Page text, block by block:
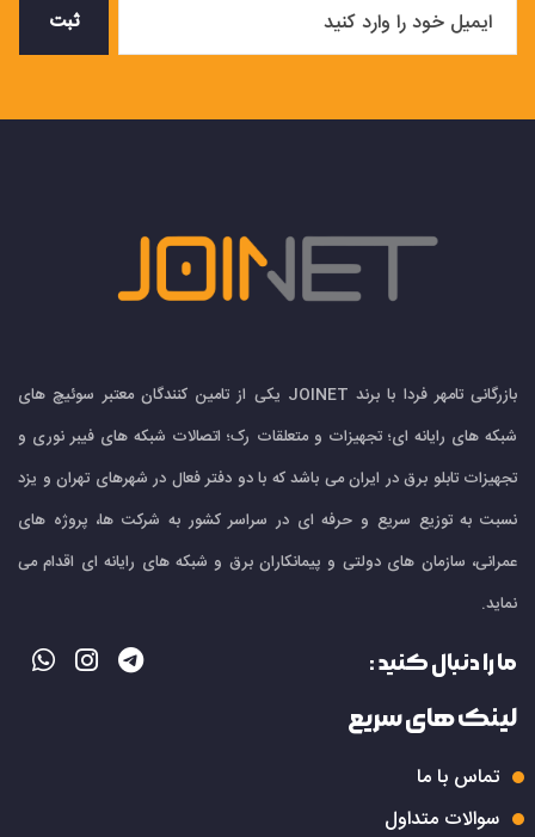
ثبت
بازرگانی تامهر فردا با برند JOINET یکی از تامین کنندگان معتبر سوئیچ های
شبکه های رایانه ای؛ تجهیزات و متعلقات رک؛ اتصالات شبکه های فیبر نوری و
تجهیزات تابلو برق در ایران می باشد که با دو دفتر فعال در شهرهای تهران و یزد
نسبت به توزیع سریع و حرفه ای در سراسر کشور به شرکت ها، پروژه های
عمرانی، سازمان های دولتی و پیمانکاران برق و شبکه های رایانه ای اقدام می
نماید.
ما را دنبال کنید :
لینک های سریع
تماس با ما
سوالات متداول